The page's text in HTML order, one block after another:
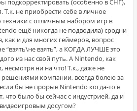
подкорректировать (особенно в СНГ),
Т.к. не приобрести себе в личное
техники с отличным набором игр в
ещё никогда не подводила) сродни
как и для многих геймеров, вопрос
“взять\не взять”, а КОГДА ЛУЧШЕ это
из нас свой путь. А Nintendo, как
несмотря ни на что! Т.к., даже не
решениями компании, всегда болею за
бы не прорыв Nintendo когда-то в
что было бы сейчас с индустрией, да и
досугом?